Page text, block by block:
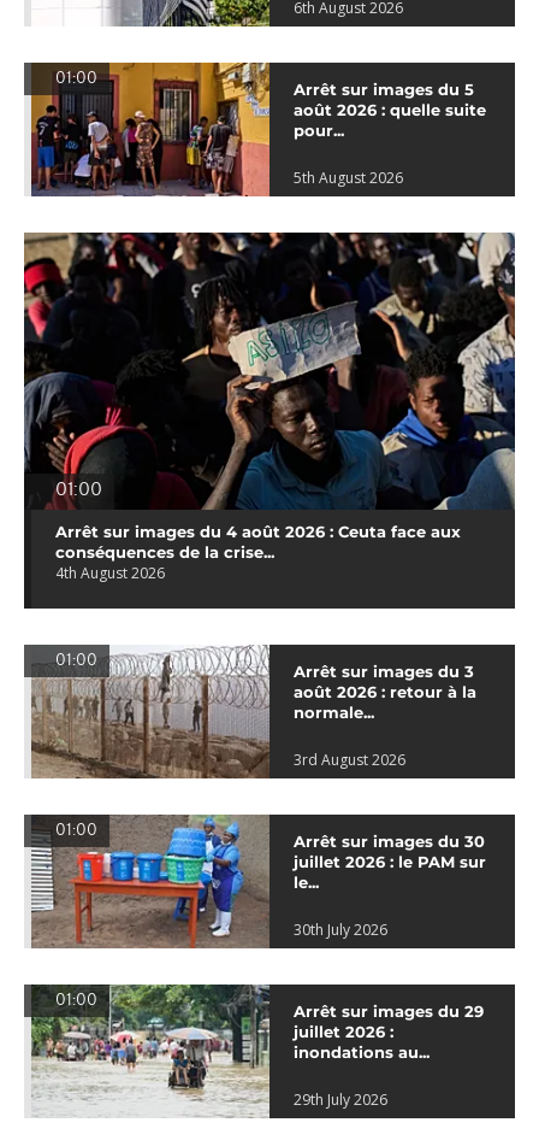
6th August 2026
01:00
Arrêt sur images du 5
août 2026 : quelle suite
pour...
5th August 2026
01:00
Arrêt sur images du 4 août 2026 : Ceuta face aux
conséquences de la crise...
4th August 2026
01:00
Arrêt sur images du 3
août 2026 : retour à la
normale...
3rd August 2026
01:00
Arrêt sur images du 30
juillet 2026 : le PAM sur
le...
30th July 2026
01:00
Arrêt sur images du 29
juillet 2026 :
inondations au...
29th July 2026